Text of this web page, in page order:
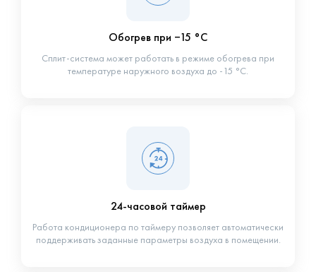
Обогрев при −15 °С
Сплит-система может работать в режиме обогрева при
температуре наружного воздуха до -15 °С.
24-часовой таймер
Работа кондиционера по таймеру позволяет автоматически
поддерживать заданные параметры воздуха в помещении.